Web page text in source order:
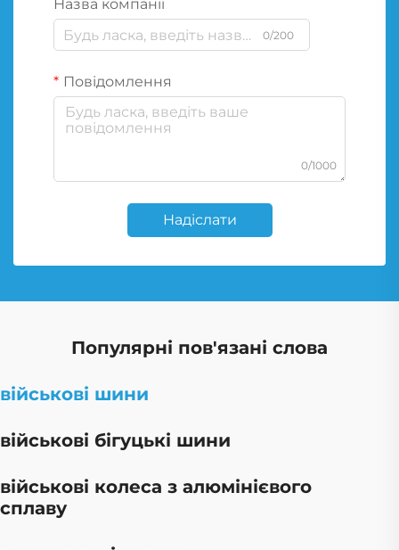
Назва компанії
0/200
Повідомлення
0/1000
Надіслати
Популярні пов'язані слова
військові шини
військові бігуцькі шини
військові колеса з алюмінієвого
сплаву